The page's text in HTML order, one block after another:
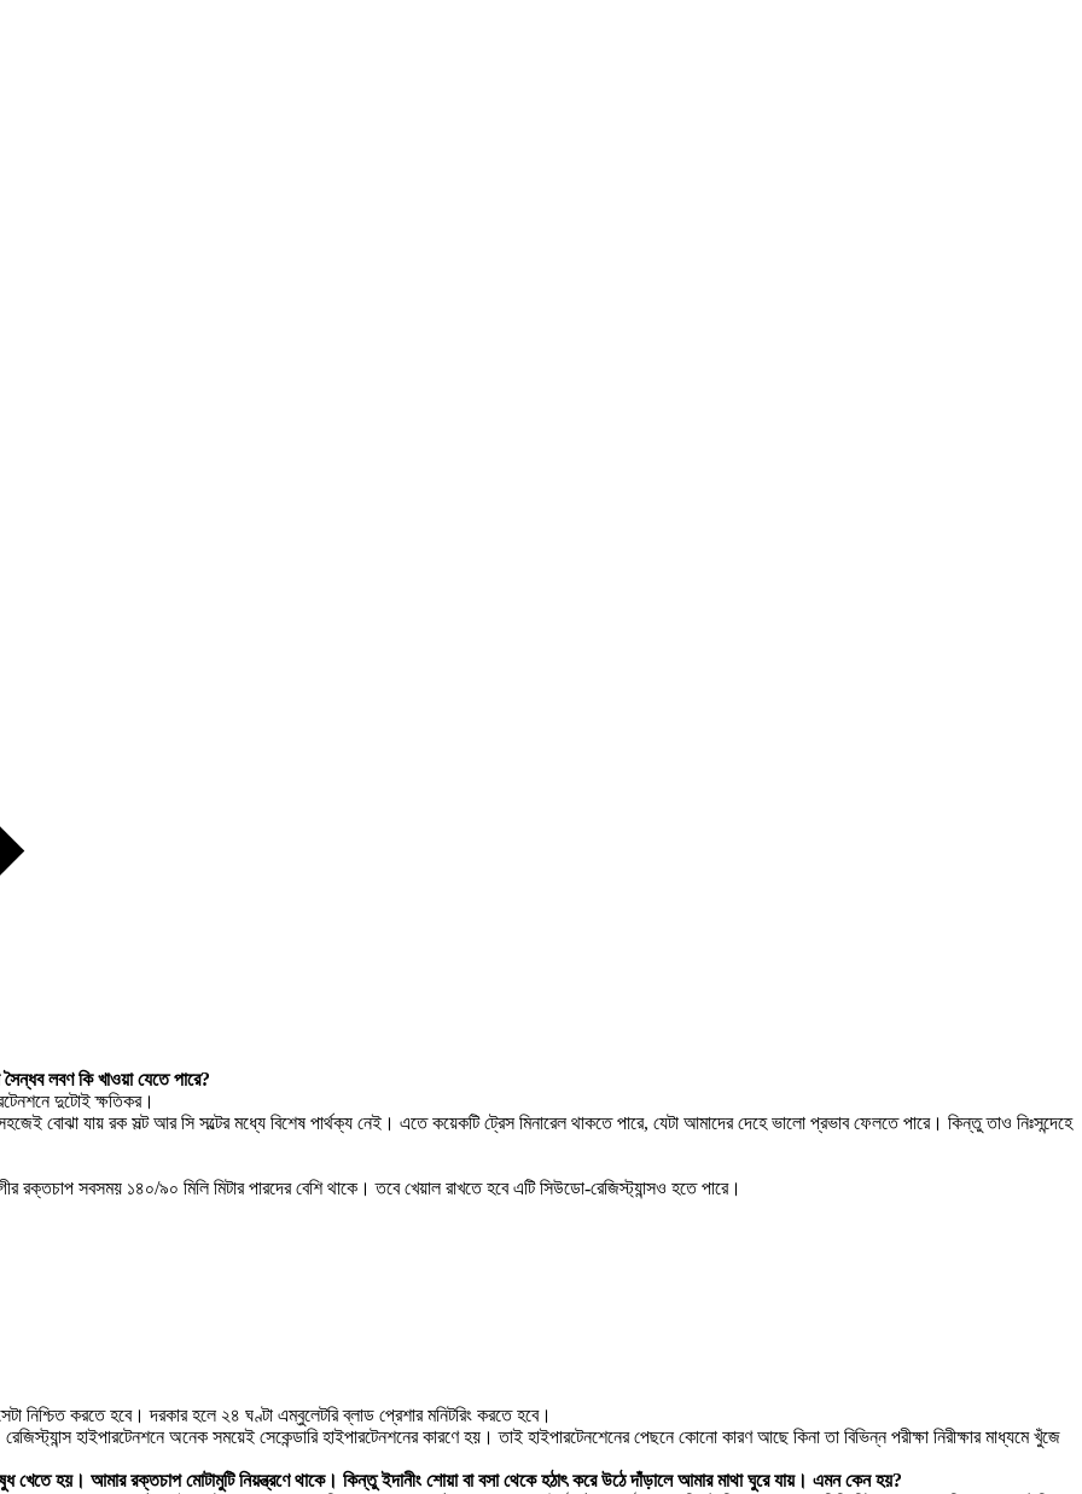
লবণ কি খাওয়া যেতে পারে?
দুটোই ক্ষতিকর।
বোঝা যায় রক সল্ট আর সি সল্টের মধ্যে বিশেষ পার্থক্য নেই। এতে কয়েকটি ট্রেস মিনারেল থাকতে পারে, যেটা আমাদের দেহে ভালো প্রভাব ফেলতে পারে। কিন্তু তাও নিঃসন্দেহে
রক্তচাপ সবসময় ১৪০/৯০ মিলি মিটার পারদের বেশি থাকে। তবে খেয়াল রাখতে হবে এটি সিউডো-রেজিস্ট্যান্সও হতে পারে।
নিশ্চিত করতে হবে। দরকার হলে ২৪ ঘণ্টা এম্বুলেটরি ব্লাড প্রেশার মনিটরিং করতে হবে।
হাইপারটেনশনে অনেক সময়েই সেকেন্ডারি হাইপারটেনশনের কারণে হয়। তাই হাইপারটেনশেনের পেছনে কোনো কারণ আছে কিনা তা বিভিন্ন পরীক্ষা নিরীক্ষার মাধ্যমে খুঁজে
হয়। আমার রক্তচাপ মোটামুটি নিয়ন্ত্রণে থাকে। কিন্তু ইদানীং শোয়া বা বসা থেকে হঠাৎ করে উঠে দাঁড়ালে আমার মাথা ঘুরে যায়। এমন কেন হয়?